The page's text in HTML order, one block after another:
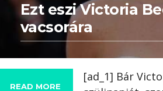
Ezt eszi Victoria
vacsorára
READ MORE
[ad_1] Bár